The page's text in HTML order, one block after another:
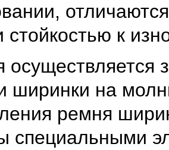
к
осуществляется
ширинки на
ремня
специальными